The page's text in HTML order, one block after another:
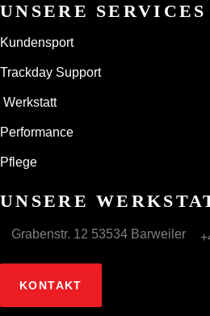
UNSERE SERVICES
Kundensport
Trackday Support
Werkstatt
Performance
Pflege
UNSERE
Grabenstr. 12 53534 Barweiler
KONTAKT